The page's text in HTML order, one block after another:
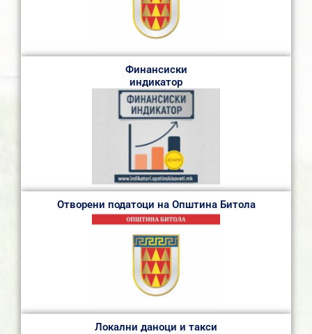
Финансиски
индикатор
Отворени податоци на Општина Битола
Локални даноци и такси